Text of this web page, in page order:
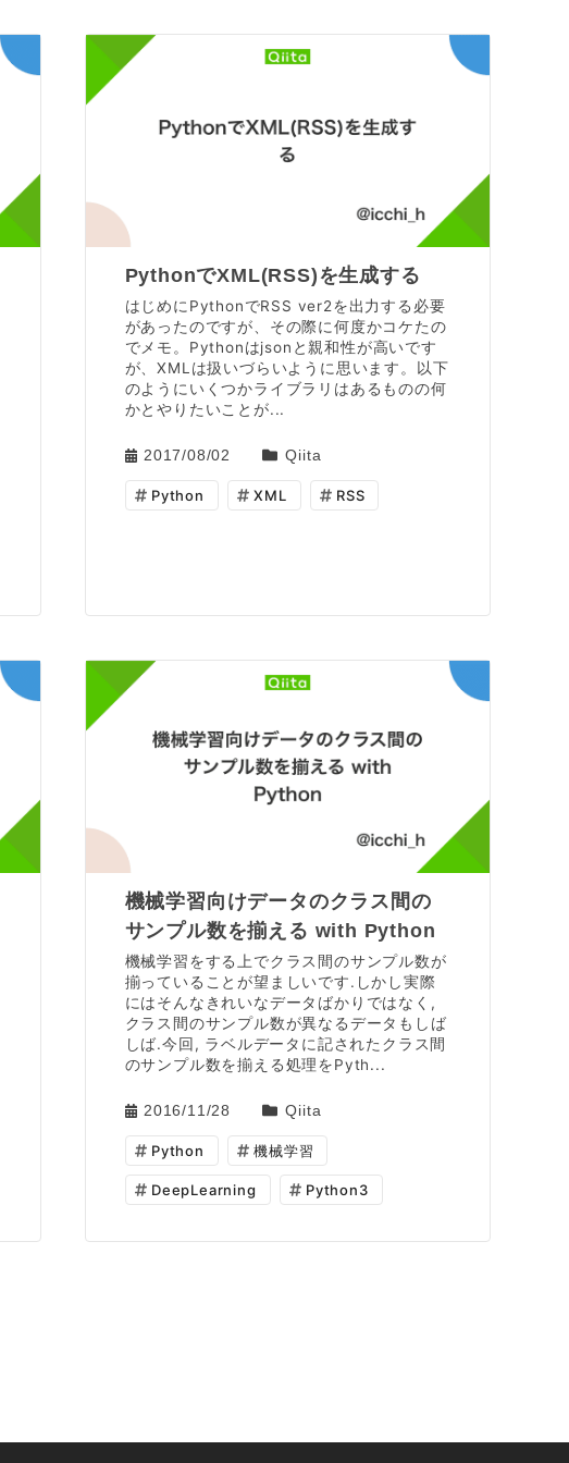
PythonでXML(RSS)を生成する
はじめにPythonでRSS ver2を出力する必要
があったのですが、その際に何度かコケたの
でメモ。Pythonはjsonと親和性が高いです
が、XMLは扱いづらいように思います。以下
のようにいくつかライブラリはあるものの何
かとやりたいことが...
2017/08/02 Qiita
Python XML RSS
機械学習向けデータのクラス間の
サンプル数を揃える with Python
機械学習をする上でクラス間のサンプル数が
揃っていることが望ましいです.しかし実際
にはそんなきれいなデータばかりではなく,
クラス間のサンプル数が異なるデータもしば
しば.今回, ラベルデータに記されたクラス間
のサンプル数を揃える処理をPyth...
2016/11/28 Qiita
Python 機械学習
DeepLearning Python3